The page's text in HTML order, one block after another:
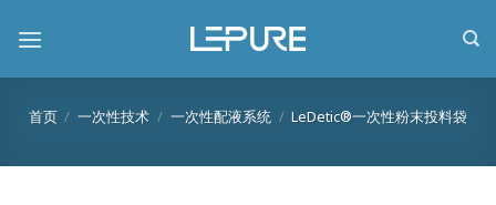
首页 / 一次性技术 / 一次性配液系统 / LeDetic®一次性粉末投料袋